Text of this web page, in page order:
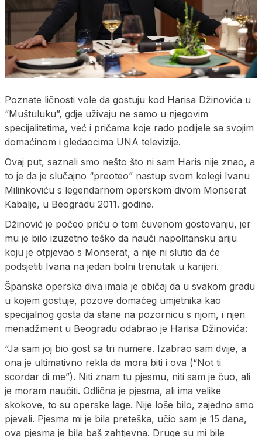
Poznate ličnosti vole da gostuju kod Harisa Džinovića u
“Muštuluku”, gdje uživaju ne samo u njegovim
specijalitetima, već i pričama koje rado podijele sa svojim
domaćinom i gledaocima UNA televizije.
Ovaj put, saznali smo nešto što ni sam Haris nije znao, a
to je da je slučajno “preoteo” nastup svom kolegi Ivanu
Milinkoviću s legendarnom operskom divom Monserat
Kabalje, u Beogradu 2011. godine.
Džinović je počeo priču o tom čuvenom gostovanju, jer
mu je bilo izuzetno teško da nauči napolitansku ariju
koju je otpjevao s Monserat, a nije ni slutio da će
podsjetiti Ivana na jedan bolni trenutak u karijeri.
Španska operska diva imala je običaj da u svakom gradu
u kojem gostuje, pozove domaćeg umjetnika kao
specijalnog gosta da stane na pozornicu s njom, i njen
menadžment u Beogradu odabrao je Harisa Džinovića:
“Ja sam joj bio gost sa tri numere. Izabrao sam dvije, a
ona je ultimativno rekla da mora biti i ova (“Not ti
scordar di me”). Niti znam tu pjesmu, niti sam je čuo, ali
je moram naučiti. Odlična je pjesma, ali ima velike
skokove, to su operske lage. Nije loše bilo, zajedno smo
pjevali. Pjesma mi je bila preteška, učio sam je 15 dana,
ova pjesma je bila baš zahtjevna. Druge su mi bile